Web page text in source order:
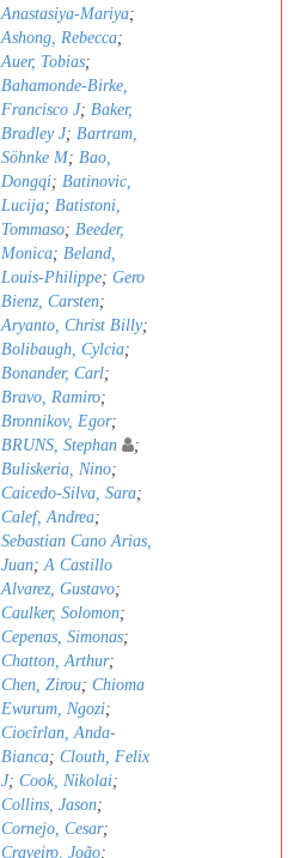
Anastasiya-Mariya;
Ashong, Rebecca;
Auer, Tobias;
Bahamonde-Birke,
Francisco J; Baker,
Bradley J; Bartram,
Söhnke M; Bao,
Dongqi; Batinovic,
Lucija; Batistoni,
Tommaso; Beeder,
Monica; Beland,
Louis-Philippe; Gero
Bienz, Carsten;
Aryanto, Christ Billy;
Bolibaugh, Cylcia;
Bonander, Carl;
Bravo, Ramiro;
Bronnikov, Egor;
BRUNS, Stephan
;
Buliskeria, Nino;
Caicedo-Silva, Sara;
Calef, Andrea;
Sebastian Cano Arias,
Juan;A Castillo
Alvarez, Gustavo;
Caulker, Solomon;
Cepenas, Simonas;
Chatton, Arthur;
Chen, Zirou; Chioma
Ewurum, Ngozi;
Ciocîrlan, Anda-
Bianca; Clouth, Felix
J; Cook, Nikolai;
Collins, Jason;
Cornejo, Cesar;
Craveiro, João;